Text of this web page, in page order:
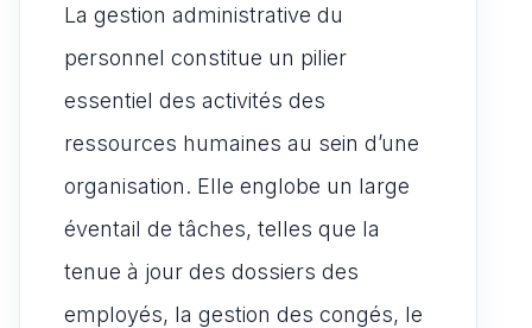
La gestion administrative du
personnel constitue un pilier
essentiel des activités des
ressources humaines au sein d’une
organisation. Elle englobe un large
éventail de tâches, telles que la
tenue à jour des dossiers des
employés, la gestion des congés, le